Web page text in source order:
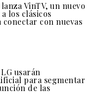
VinTV, un nuevo
los clásicos
con nuevas
usarán
para segmentar
de las